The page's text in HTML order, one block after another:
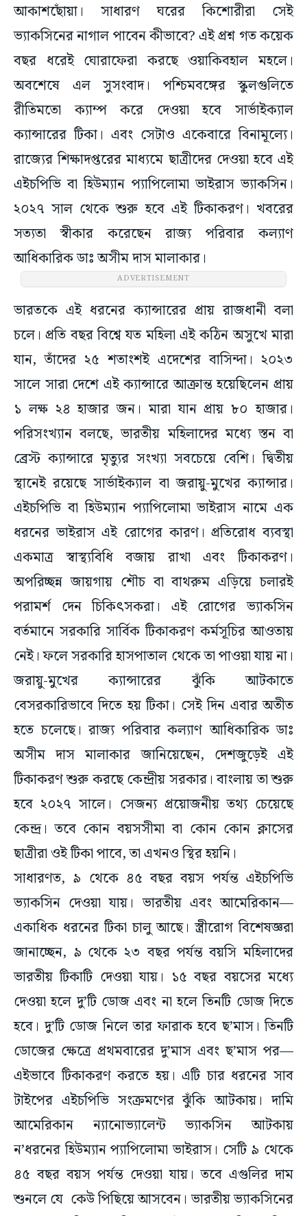
আকাশছোঁয়া। সাধারণ ঘরের কিশোরীরা সেই
ভ্যাকসিনের নাগাল পাবেন কীভাবে? এই প্রশ্ন গত কয়েক
বছর ধরেই ঘোরাফেরা করছে ওয়াকিবহাল মহলে।
অবশেষে এল সুসংবাদ। পশ্চিমবঙ্গের স্কুলগুলিতে
রীতিমতো ক্যাম্প করে দেওয়া হবে সার্ভাইক্যাল
ক্যান্সারের টিকা। এবং সেটাও একেবারে বিনামূল্যে।
রাজ্যের শিক্ষাদপ্তরের মাধ্যমে ছাত্রীদের দেওয়া হবে এই
এইচপিভি বা হিউম্যান প্যাপিলোমা ভাইরাস ভ্যাকসিন।
২০২৭ সাল থেকে শুরু হবে এই টিকাকরণ। খবরের
সত্যতা স্বীকার করেছেন রাজ্য পরিবার কল্যাণ
আধিকারিক ডাঃ অসীম দাস মালাকার।
ADVERTISEMENT
ভারতকে এই ধরনের ক্যান্সারের প্রায় রাজধানী বলা
চলে। প্রতি বছর বিশ্বে যত মহিলা এই কঠিন অসুখে মারা
যান, তাঁদের ২৫ শতাংশই এদেশের বাসিন্দা। ২০২৩
সালে সারা দেশে এই ক্যান্সারে আক্রান্ত হয়েছিলেন প্রায়
১ লক্ষ ২৪ হাজার জন। মারা যান প্রায় ৮০ হাজার।
পরিসংখ্যান বলছে, ভারতীয় মহিলাদের মধ্যে স্তন বা
ব্রেস্ট ক্যান্সারে মৃত্যুর সংখ্যা সবচেয়ে বেশি। দ্বিতীয়
স্থানেই রয়েছে সার্ভাইক্যাল বা জরায়ু-মুখের ক্যান্সার।
এইচপিভি বা হিউম্যান প্যাপিলোমা ভাইরাস নামে এক
ধরনের ভাইরাস এই রোগের কারণ। প্রতিরোধ ব্যবস্থা
একমাত্র স্বাস্থ্যবিধি বজায় রাখা এবং টিকাকরণ।
অপরিচ্ছন্ন জায়গায় শৌচ বা বাথরুম এড়িয়ে চলারই
পরামর্শ দেন চিকিৎসকরা। এই রোগের ভ্যাকসিন
বর্তমানে সরকারি সার্বিক টিকাকরণ কর্মসূচির আওতায়
নেই। ফলে সরকারি হাসপাতাল থেকে তা পাওয়া যায় না।
জরায়ু-মুখের ক্যান্সারের ঝুঁকি আটকাতে
বেসরকারিভাবে দিতে হয় টিকা। সেই দিন এবার অতীত
হতে চলেছে। রাজ্য পরিবার কল্যাণ আধিকারিক ডাঃ
অসীম দাস মালাকার জানিয়েছেন, দেশজুড়েই এই
টিকাকরণ শুরু করছে কেন্দ্রীয় সরকার। বাংলায় তা শুরু
হবে ২০২৭ সালে। সেজন্য প্রয়োজনীয় তথ্য চেয়েছে
কেন্দ্র। তবে কোন বয়সসীমা বা কোন কোন ক্লাসের
ছাত্রীরা ওই টিকা পাবে, তা এখনও স্থির হয়নি।
সাধারণত, ৯ থেকে ৪৫ বছর বয়স পর্যন্ত এইচপিভি
ভ্যাকসিন দেওয়া যায়। ভারতীয় এবং আমেরিকান—
একাধিক ধরনের টিকা চালু আছে। স্ত্রীরোগ বিশেষজ্ঞরা
জানাচ্ছেন, ৯ থেকে ২৩ বছর পর্যন্ত বয়সি মহিলাদের
ভারতীয় টিকাটি দেওয়া যায়। ১৫ বছর বয়সের মধ্যে
দেওয়া হলে দু’টি ডোজ এবং না হলে তিনটি ডোজ দিতে
হবে। দু’টি ডোজ নিলে তার ফারাক হবে ছ’মাস। তিনটি
ডোজের ক্ষেত্রে প্রথমবারের দু’মাস এবং ছ’মাস পর—
এইভাবে টিকাকরণ করতে হয়। এটি চার ধরনের সাব
টাইপের এইচপিভি সংক্রমণের ঝুঁকি আটকায়। দামি
আমেরিকান ন্যানোভ্যালেন্ট ভ্যাকসিন আটকায়
ন’ধরনের হিউম্যান প্যাপিলোমা ভাইরাস। সেটি ৯ থেকে
৪৫ বছর বয়স পর্যন্ত দেওয়া যায়। তবে এগুলির দাম
শুনলে যে কেউ পিছিয়ে আসবেন। ভারতীয় ভ্যাকসিনের